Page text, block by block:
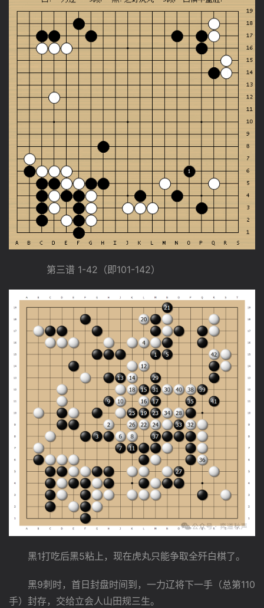
第三谱 1-42（即101-142）
黑1打吃后黑5粘上，现在虎丸只能争取全歼白棋了。
黑9刺时，首日封盘时间到，一力辽将下一手（总第110
手）封存，交给立会人山田规三生。